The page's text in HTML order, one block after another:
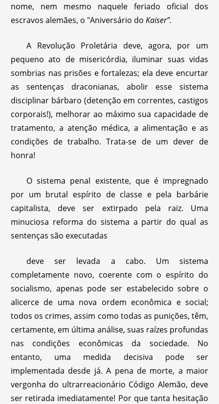
nome, nem mesmo naquele feriado oficial dos
escravos alemães, o "Aniversário doKaiser”.
A Revolução Proletária deve, agora, por um
pequeno ato de misericórdia, iluminar suas vidas
sombrias nas prisões e fortalezas; ela deve encurtar
as sentenças draconianas, abolir esse sistema
disciplinar bárbaro (detenção em correntes, castigos
corporais!), melhorar ao máximo sua capacidade de
tratamento, a atenção médica, a alimentação e as
condições de trabalho. Trata-se de um dever de
honra!
O sistema penal existente, que é impregnado
por um brutal espírito de classe e pela barbárie
capitalista, deve ser extirpado pela raiz. Uma
minuciosa reforma do sistema a partir do qual as
sentenças são executadas
deve ser levada a cabo. Um sistema
completamente novo, coerente com o espírito do
socialismo, apenas pode ser estabelecido sobre o
alicerce de uma nova ordem econômica e social;
todos os crimes, assim como todas as punições, têm,
certamente, em última análise, suas raízes profundas
nas condições econômicas da sociedade. No
entanto, uma medida decisiva pode ser
implementada desde já. A pena de morte, a maior
vergonha do ultrarreacionário Código Alemão, deve
ser retirada imediatamente! Por que tanta hesitação